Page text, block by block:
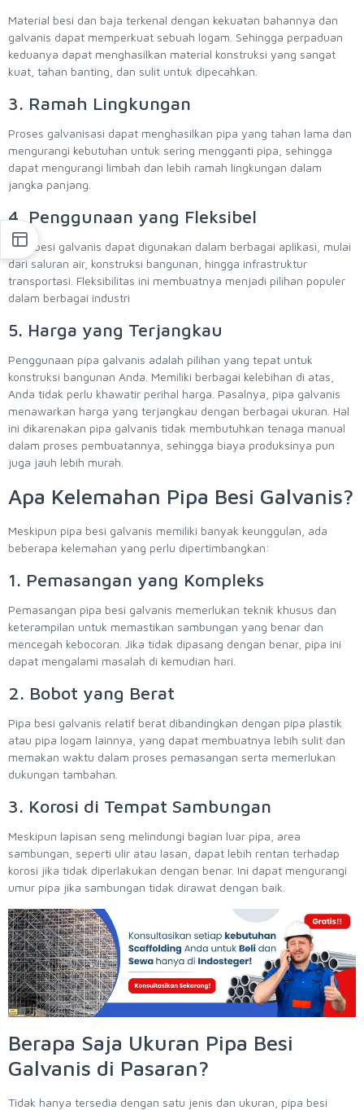
Material besi dan baja terkenal dengan kekuatan bahannya dan
galvanis dapat memperkuat sebuah logam. Sehingga perpaduan
keduanya dapat menghasilkan material konstruksi yang sangat
kuat, tahan banting, dan sulit untuk dipecahkan.
3. Ramah Lingkungan
Proses galvanisasi dapat menghasilkan pipa yang tahan lama dan
mengurangi kebutuhan untuk sering mengganti pipa, sehingga
dapat mengurangi limbah dan lebih ramah lingkungan dalam
jangka panjang.
4. Penggunaan yang Fleksibel
Pipa besi galvanis dapat digunakan dalam berbagai aplikasi, mulai
dari saluran air, konstruksi bangunan, hingga infrastruktur
transportasi. Fleksibilitas ini membuatnya menjadi pilihan populer
dalam berbagai industri
5. Harga yang Terjangkau
Penggunaan pipa galvanis adalah pilihan yang tepat untuk
konstruksi bangunan Anda. Memiliki berbagai kelebihan di atas,
Anda tidak perlu khawatir perihal harga. Pasalnya, pipa galvanis
menawarkan harga yang terjangkau dengan berbagai ukuran. Hal
ini dikarenakan pipa galvanis tidak membutuhkan tenaga manual
dalam proses pembuatannya, sehingga biaya produksinya pun
juga jauh lebih murah.
Apa Kelemahan Pipa Besi Galvanis?
Meskipun pipa besi galvanis memiliki banyak keunggulan, ada
beberapa kelemahan yang perlu dipertimbangkan:
1. Pemasangan yang Kompleks
Pemasangan pipa besi galvanis memerlukan teknik khusus dan
keterampilan untuk memastikan sambungan yang benar dan
mencegah kebocoran. Jika tidak dipasang dengan benar, pipa ini
dapat mengalami masalah di kemudian hari.
2. Bobot yang Berat
Pipa besi galvanis relatif berat dibandingkan dengan pipa plastik
atau pipa logam lainnya, yang dapat membuatnya lebih sulit dan
memakan waktu dalam proses pemasangan serta memerlukan
dukungan tambahan.
3. Korosi di Tempat Sambungan
Meskipun lapisan seng melindungi bagian luar pipa, area
sambungan, seperti ulir atau lasan, dapat lebih rentan terhadap
korosi jika tidak diperlakukan dengan benar. Ini dapat mengurangi
umur pipa jika sambungan tidak dirawat dengan baik.
Berapa Saja Ukuran Pipa Besi
Galvanis di Pasaran?
Tidak hanya tersedia dengan satu jenis dan ukuran, pipa besi